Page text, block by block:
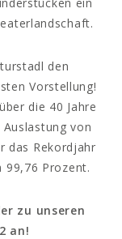
den
Vorstellung!
die 40 Jahre
von
das Rekordjahr
99,76 Prozent.
zu unseren
an!